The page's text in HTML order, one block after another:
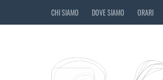
CHI SIAMO DOVE SIAMO ORARI